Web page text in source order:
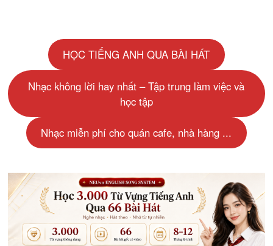
HỌC TIẾNG ANH QUA BÀI HÁT
Nhạc không lời hay nhất – Tập trung làm việc và
học tập
Nhạc miễn phí cho quán cafe, nhà hàng ...